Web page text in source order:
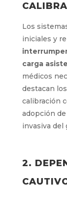
Los
iniciales y
carga
médicos
destacan
calibración
adopción
invasiva del
2.